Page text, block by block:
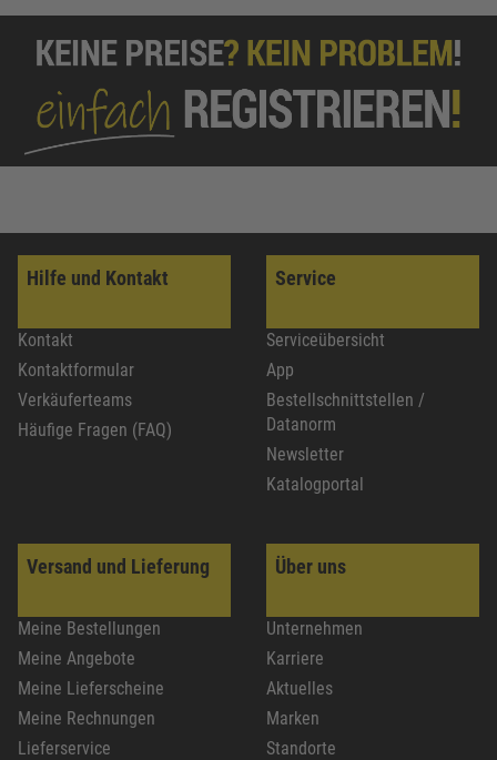
Hilfe und Kontakt
Kontakt
Kontaktformular
Verkäuferteams
Häufige Fragen (FAQ)
Service
Serviceübersicht
App
Bestellschnittstellen /
Datanorm
Newsletter
Katalogportal
Versand und Lieferung
Meine Bestellungen
Meine Angebote
Meine Lieferscheine
Meine Rechnungen
Lieferservice
Über uns
Unternehmen
Karriere
Aktuelles
Marken
Standorte